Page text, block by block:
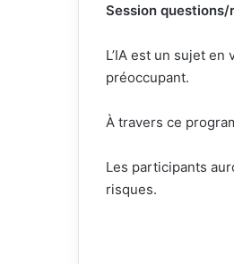
Session questions/
L’IA est un sujet
préoccupant.
À travers ce
Les participants
risques.